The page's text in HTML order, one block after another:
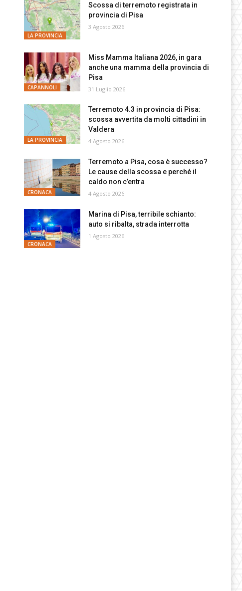
LA PROVINCIA
Scossa di terremoto registrata in
provincia di Pisa
3 Agosto 2026
CAPANNOLI
Miss Mamma Italiana 2026, in gara
anche una mamma della provincia di
Pisa
31 Luglio 2026
LA PROVINCIA
Terremoto 4.3 in provincia di Pisa:
scossa avvertita da molti cittadini in
Valdera
4 Agosto 2026
CRONACA
Terremoto a Pisa, cosa è successo?
Le cause della scossa e perché il
caldo non c’entra
4 Agosto 2026
CRONACA
Marina di Pisa, terribile schianto:
auto si ribalta, strada interrotta
1 Agosto 2026